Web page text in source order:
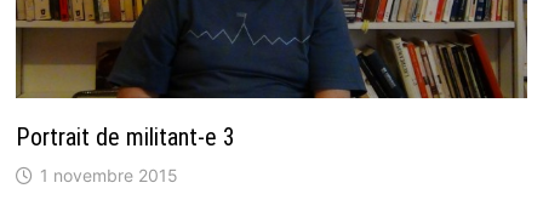
Portrait de militant-e 3
1 novembre 2015